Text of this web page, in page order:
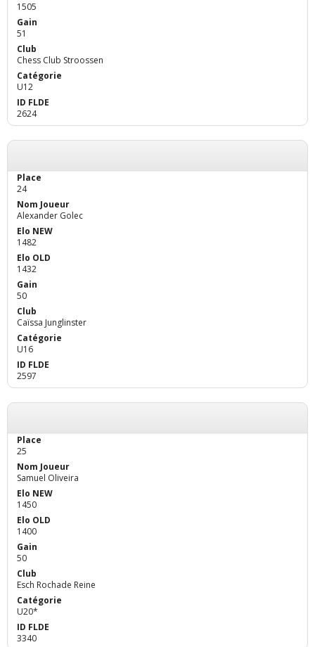
1505
51
Chess Club Stroossen
U12
2624
24
Alexander Golec
1482
1432
50
Caïssa Junglinster
U16
2597
25
Samuel Oliveira
1450
1400
50
Esch Rochade Reine
U20*
3340